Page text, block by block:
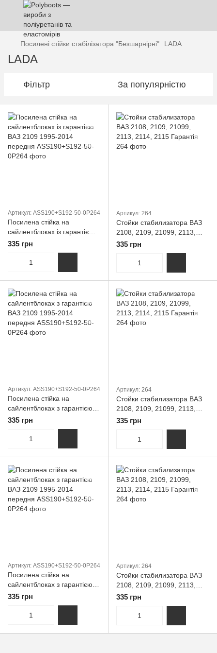
Посилені стійки стабілізатора "Безшарнірні" LADA
LADA
Фільтр За популярністю
Артикул: ASS190+S192-50-0P264
Посилена стійка на
сайлентблоках із гарантією
ВАЗ 2109 1995-2014
335 грн
Артикул: 264
Стойки стабилизатора ВАЗ
2108, 2109, 21099, 2113,
2114, 2115 Гарантія
335 грн
Артикул: ASS190+S192-50-0P264
Посилена стійка на
сайлентблоках з гарантією
ВАЗ 2109 1995-2014
335 грн
Артикул: 264
Стойки стабилизатора ВАЗ
2108, 2109, 21099, 2113,
2114, 2115 Гарантія
335 грн
Артикул: ASS190+S192-50-0P264
Посилена стійка на
сайлентблоках з гарантією
ВАЗ 2109 1995-2014
335 грн
Артикул: 264
Стойки стабилизатора ВАЗ
2108, 2109, 21099, 2113,
2114, 2115 Гарантія
335 грн